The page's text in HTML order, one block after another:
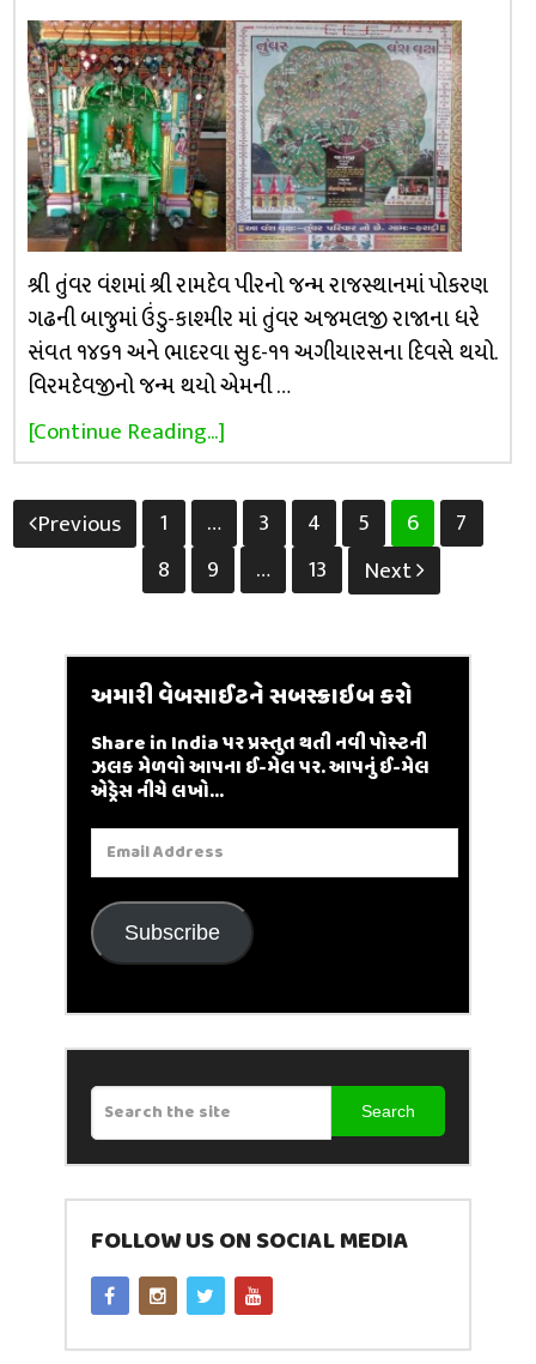
શ્રી તુંવર વંશમાં શ્રી રામદેવ પીરનો જન્મ રાજસ્થાનમાં પોકરણ
ગઢની બાજુમાં ઉંડુ-કાશ્મીર માં તુંવર અજમલજી રાજાના ધરે
સંવત ૧૪૬૧ અને ભાદરવા સુદ-૧૧ અગીયારસના દિવસે થયો.
વિરમદેવજીનો જન્મ થયો એમની …
[Continue Reading...]
Posts
pagination
Previous 1 … 3 4 5 6
7
8
9 … 13 Next
અમારી વેબસાઈટને સબસ્ક્રાઇબ કરો
Share in India પર પ્રસ્તુત થતી નવી પોસ્ટની
ઝલક મેળવો આપના ઈ-મેલ પર. આપનું ઈ-મેલ
એડ્રેસ નીચે લખો...
Email
Address
Subscribe
Search
FOLLOW US ON SOCIAL MEDIA